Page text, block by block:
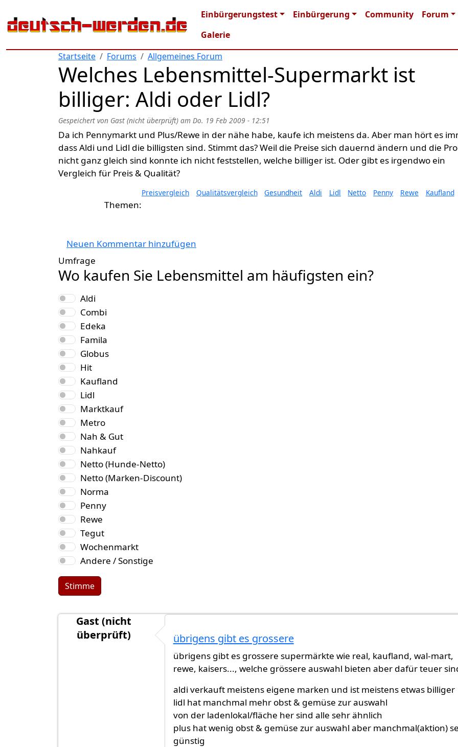
Main navigation
Einbürgerungstest Einbürgerung Community
Forum
Galerie
Startseite
Forums Allgemeines Forum
Welches Lebensmittel-Supermarkt ist
billiger: Aldi oder Lidl?
Gespeichert von Gast (nicht überprüft) am Do. 19 Feb 2009 - 12:51
Da ich Pennymarkt und Plus/Rewe in der nähe habe, kaufe ich meistens da. Aber man hört es
dass Aldi und Lidl die billigsten sind. Stimmt das? Weil die Preise sich dauernd ändern und die
nicht ganz gleich sind konnte ich nicht feststellen, welche billiger ist. Oder gibt es irgendwo ein
Vergleich für Preis & Qualität?
Preisvergleich Qualitätsvergleich Gesundheit Aldi Lidl Netto Penny Rewe Kaufland
Neuen Kommentar hinzufügen
Umfrage
Wo kaufen Sie Lebensmittel am häufigsten ein?
Auswahlmöglichkeiten
Aldi
Combi
Edeka
Famila
Globus
Hit
Kaufland
Lidl
Marktkauf
Metro
Nah & Gut
Nahkauf
Netto (Hunde-Netto)
Netto (Marken-Discount)
Norma
Penny
Rewe
Tegut
Wochenmarkt
Andere / Sonstige
Stimme
Gast (nicht
überprüft)
übrigens gibt es grossere
übrigens gibt es grossere supermärkte wie real, kaufland, wal-mart,
rewe, kaisers..., welche grössere auswahl bieten aber dafür teuer
aldi verkauft meistens eigene marken und ist meistens etwas billiger
lidl hat manchmal mehr obst & gemüse zur auswahl
von der ladenlokal/fläche her sind alle sehr ähnlich
plus hat wenig obst & gemüse zur auswahl aber manchmal(aktion)
günstig